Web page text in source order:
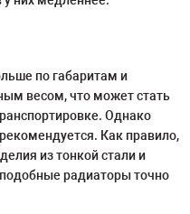
по габаритам и
весом, что может стать
Однако
Как правило,
из тонкой стали и
радиаторы точно